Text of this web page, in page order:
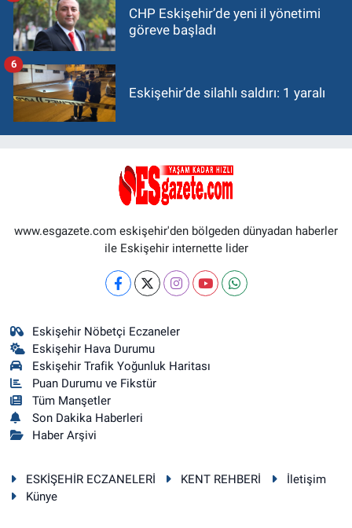
CHP Eskişehir’de yeni il yönetimi
göreve başladı
Eskişehir’de silahlı saldırı: 1 yaralı
6
www.esgazete.com eskişehir'den bölgeden dünyadan haberler
ile Eskişehir internette lider
Eskişehir Nöbetçi Eczaneler
Eskişehir Hava Durumu
Eskişehir Trafik Yoğunluk Haritası
Puan Durumu ve Fikstür
Tüm Manşetler
Son Dakika Haberleri
Haber Arşivi
ESKİŞEHİR ECZANELERİ KENT REHBERİ
İletişim
Künye